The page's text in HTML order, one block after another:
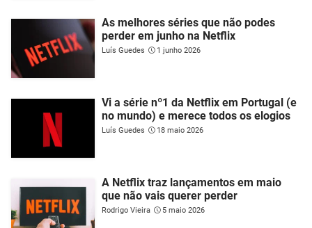
As melhores séries que não podes
perder em junho na Netflix
Luís Guedes 1 junho 2026
Vi a série nº1 da Netflix em Portugal (e
no mundo) e merece todos os elogios
Luís Guedes 18 maio 2026
A Netflix traz lançamentos em maio
que não vais querer perder
Rodrigo Vieira 5 maio 2026